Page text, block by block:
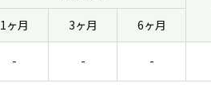
1ヶ月 3ヶ月 6ヶ月
- - -